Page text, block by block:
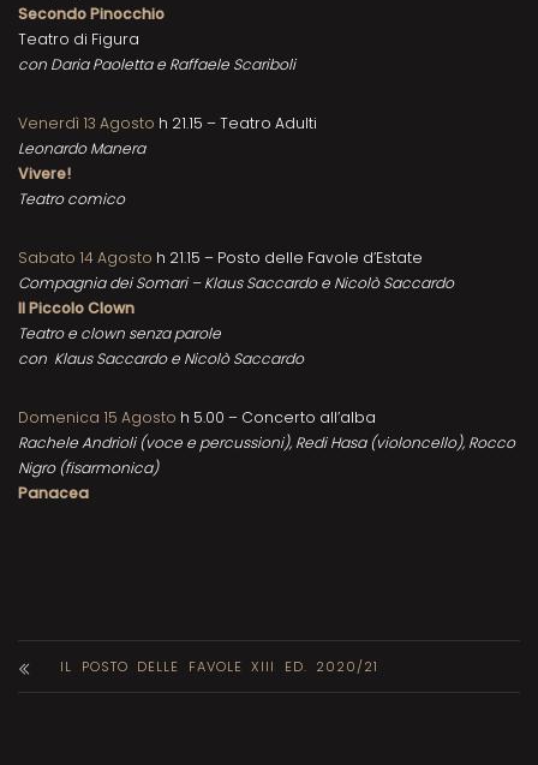
Secondo Pinocchio
Teatro di Figura
con Daria Paoletta e Raffaele Scariboli
Venerdì 13 Agosto h 21.15 – Teatro Adulti
Leonardo Manera
Vivere!
Teatro comico
Sabato 14 Agosto h 21.15 – Posto delle Favole d’Estate
Compagnia dei Somari – Klaus Saccardo e Nicolò Saccardo
Il Piccolo Clown
Teatro e clown senza parole
con Klaus Saccardo e Nicolò Saccardo
Domenica 15 Agosto h 5.00 – Concerto all’alba
Rachele Andrioli (voce e percussioni), Redi Hasa (violoncello), Rocco
Nigro (fisarmonica)
Panacea
IL POSTO DELLE FAVOLE XIII ED. 2020/21